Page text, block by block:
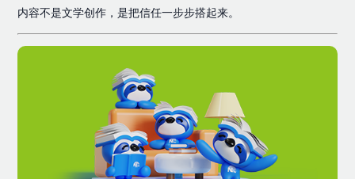
内容不是文学创作，是把信任一步步搭起来。